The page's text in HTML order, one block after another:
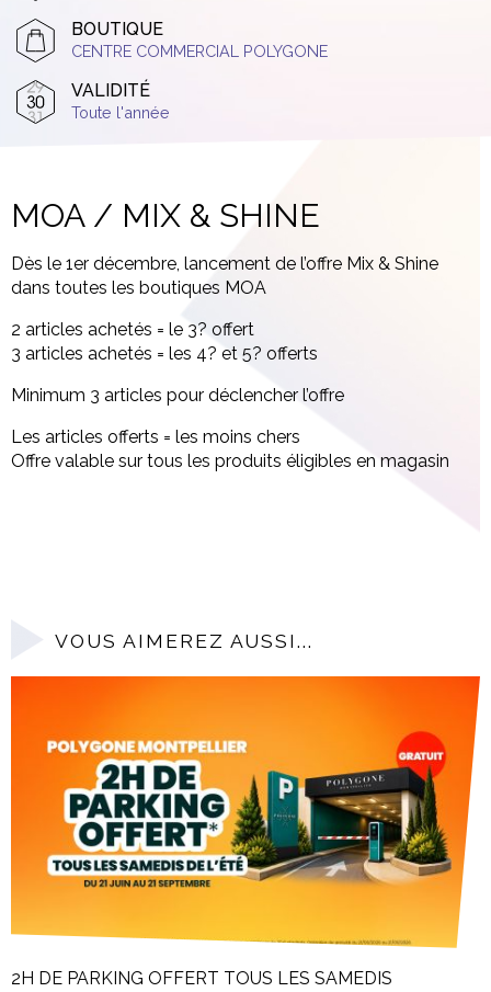
BOUTIQUE
CENTRE COMMERCIAL POLYGONE
VALIDITÉ
Toute l'année
MOA / MIX & SHINE
Dès le 1er décembre, lancement de l’offre Mix & Shine
dans toutes les boutiques MOA
2 articles achetés = le 3? offert
3 articles achetés = les 4? et 5? offerts
Minimum 3 articles pour déclencher l’offre
Les articles offerts = les moins chers
Offre valable sur tous les produits éligibles en magasin
VOUS AIMEREZ AUSSI...
2H DE PARKING OFFERT TOUS LES SAMEDIS